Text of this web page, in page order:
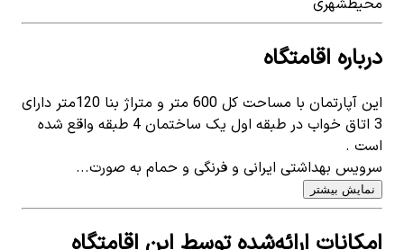
محیطشهری
درباره اقامتگاه
این آپارتمان با مساحت کل 600 متر و متراژ بنا 120متر دارای
3 اتاق خواب در طبقه اول یک ساختمان 4 طبقه واقع شده
است .
سرویس بهداشتی ایرانی و فرنگی و حمام به صورت...
نمایش بیشتر
امکانات ارائه‌شده توسط این اقامتگاه